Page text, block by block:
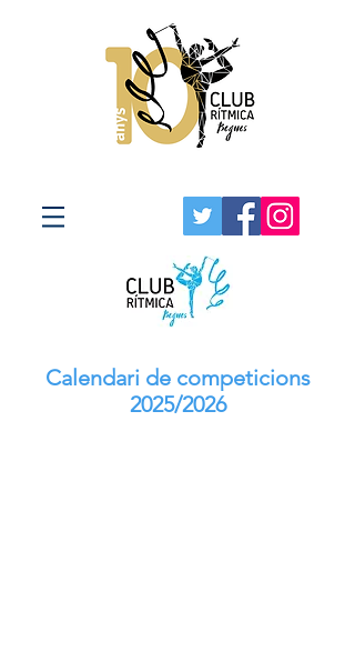
Calendari de competicions
2025/2026